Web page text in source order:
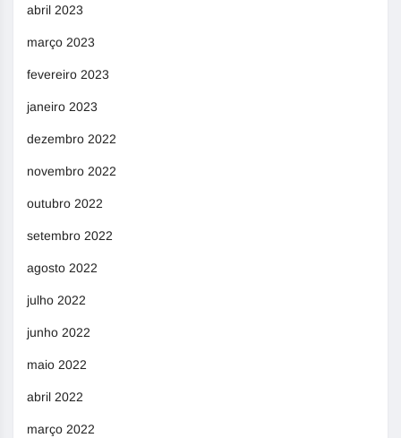
abril 2023
março 2023
fevereiro 2023
janeiro 2023
dezembro 2022
novembro 2022
outubro 2022
setembro 2022
agosto 2022
julho 2022
junho 2022
maio 2022
abril 2022
março 2022